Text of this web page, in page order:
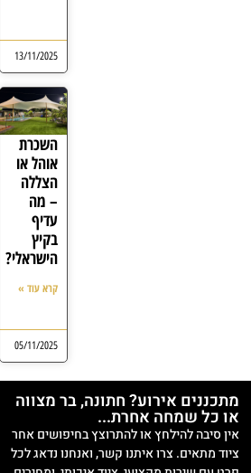
13/11/2025
השכרת
אוהל או
הצללה
– מה
עדיף
בקיץ
הישראלי?
קרא עוד »
05/11/2025
מתכננים אירוע? חתונה, בר מצווה
או כל שמחה אחרת...
אין סיבה להילחץ או להתרוצץ בחיפושים אחר
ציוד מתאים. צרו איתנו קשר, ואנחנו נדאג לכל